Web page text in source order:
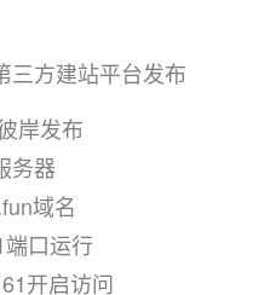
三方建站平台发布
岸发布
务器
域名
口运行
开启访问